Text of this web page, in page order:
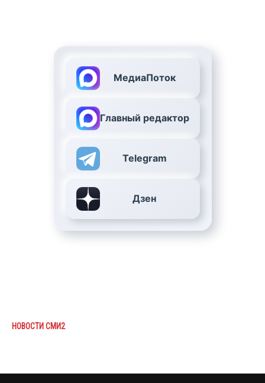
МедиаПоток
Главный редактор
Telegram
Дзен
НОВОСТИ СМИ2